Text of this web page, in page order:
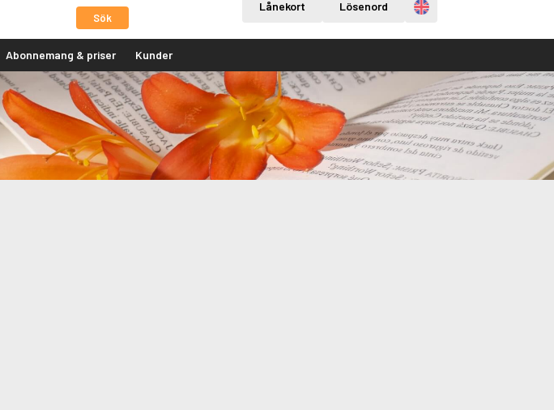
Sök
Lånekort Lösenord Engelska
Abonnemang & priser Kunder